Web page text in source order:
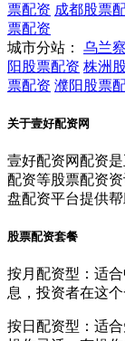
票配资 成都股票
票配资
城市分站：
乌兰
阳股票配资 株洲
票配资 濮阳股票
关于壹好配资网
壹好配资网配资
配资等股票配资
盘配资平台提供
股票配资套餐
按月配资型：适
息，投资者在这
按日配资型：适